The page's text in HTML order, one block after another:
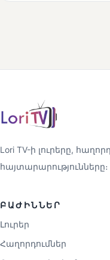
Lori TV-ի լուրերը,
հայտարարությունները։
ԲԱԺԻՆՆԵՐ
Լուրեր
Հաղորդումներ